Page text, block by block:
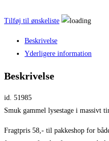
Tilføj til ønskeliste
Beskrivelse
Yderligere information
Beskrivelse
id. 51985
Smuk gammel lysestage i massivt
Fragtpris 58,- til pakkeshop for